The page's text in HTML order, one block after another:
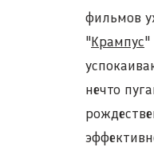
фильмов
"Крампус"
нечто